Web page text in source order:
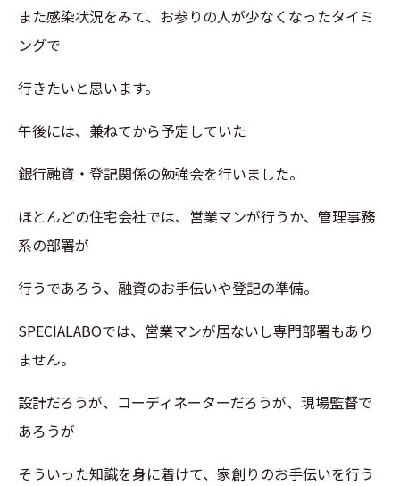
また感染状況をみて、お参りの人が少なくなったタイミ
ングで
行きたいと思います。
午後には、兼ねてから予定していた
銀行融資・登記関係の勉強会を行いました。
ほとんどの住宅会社では、営業マンが行うか、管理事務
系の部署が
行うであろう、融資のお手伝いや登記の準備。
SPECIALABOでは、営業マンが居ないし専門部署もあり
ません。
設計だろうが、コーディネーターだろうが、現場監督で
あろうが
そういった知識を身に着けて、家創りのお手伝いを行う